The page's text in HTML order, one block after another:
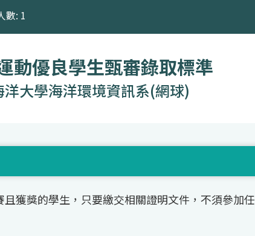
數: 1
動優良學生甄審錄取標準
大學海洋環境資訊系(網球)
獲獎的學生，只要繳交相關證明文件，不須參加任